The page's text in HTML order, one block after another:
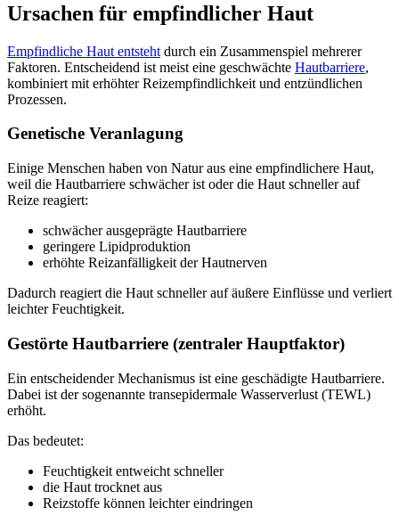
Ursachen für empfindlicher Haut
Empfindliche Haut entsteht durch ein Zusammenspiel mehrerer
Faktoren. Entscheidend ist meist eine geschwächte Hautbarriere,
kombiniert mit erhöhter Reizempfindlichkeit und entzündlichen
Prozessen.
Genetische Veranlagung
Einige Menschen haben von Natur aus eine empfindlichere Haut,
weil die Hautbarriere schwächer ist oder die Haut schneller auf
Reize reagiert:
schwächer ausgeprägte Hautbarriere
geringere Lipidproduktion
erhöhte Reizanfälligkeit der Hautnerven
Dadurch reagiert die Haut schneller auf äußere Einflüsse und verliert
leichter Feuchtigkeit.
Gestörte Hautbarriere (zentraler Hauptfaktor)
Ein entscheidender Mechanismus ist eine geschädigte Hautbarriere.
Dabei ist der sogenannte transepidermale Wasserverlust (TEWL)
erhöht.
Das bedeutet:
Feuchtigkeit entweicht schneller
die Haut trocknet aus
Reizstoffe können leichter eindringen